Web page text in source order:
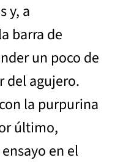
y, a
barra de
un poco de
del agujero.
la purpurina
último,
en el